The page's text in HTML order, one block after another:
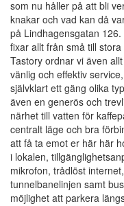
som nu håller på att bli
knakar och vad kan då
på Lindhagensgatan
fixar allt från små till
Tastory ordnar vi även
vänlig och effektiv
självklart ett gäng olika
även en generös och
närhet till vatten för
centralt läge och bra
att få ta emot er här här
i lokalen,
mikrofon, trådlöst
tunnelbanelinjen samt
möjlighet att parkera